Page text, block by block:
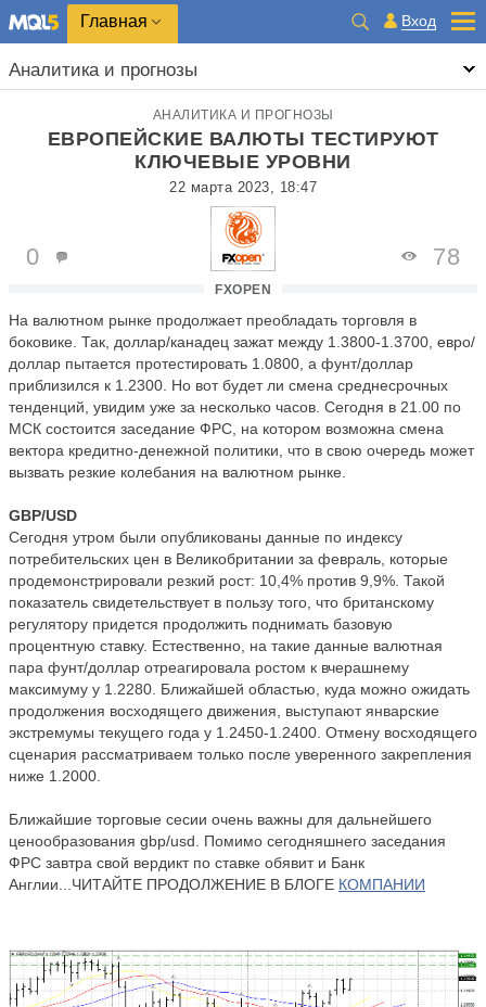
Главная Вход
Аналитика и прогнозы
АНАЛИТИКА И ПРОГНОЗЫ
ЕВРОПЕЙСКИЕ ВАЛЮТЫ ТЕСТИРУЮТ
КЛЮЧЕВЫЕ УРОВНИ
22 марта 2023, 18:47
FXOPEN
0 78
На валютном рынке продолжает преобладать торговля в
боковике. Так, доллар/канадец зажат между 1.3800-1.3700, евро/
доллар пытается протестировать 1.0800, а фунт/доллар
приблизился к 1.2300. Но вот будет ли смена среднесрочных
тенденций, увидим уже за несколько часов. Сегодня в 21.00 по
МСК состоится заседание ФРС, на котором возможна смена
вектора кредитно-денежной политики, что в свою очередь может
вызвать резкие колебания на валютном рынке.
GBP/USD
Сегодня утром были опубликованы данные по индексу
потребительских цен в Великобритании за февраль, которые
продемонстрировали резкий рост: 10,4% против 9,9%. Такой
показатель свидетельствует в пользу того, что британскому
регулятору придется продолжить поднимать базовую
процентную ставку. Естественно, на такие данные валютная
пара фунт/доллар отреагировала ростом к вчерашнему
максимуму у 1.2280. Ближайшей областью, куда можно ожидать
продолжения восходящего движения, выступают январские
экстремумы текущего года у 1.2450-1.2400. Отмену восходящего
сценария рассматриваем только после уверенного закрепления
ниже 1.2000.
Ближайшие торговые сесии очень важны для дальнейшего
ценообразования gbp/usd. Помимо сегодняшнего заседания
ФРС завтра свой вердикт по ставке обявит и Банк
Англии...ЧИТАЙТЕ ПРОДОЛЖЕНИЕ В БЛОГЕ КОМПАНИИ